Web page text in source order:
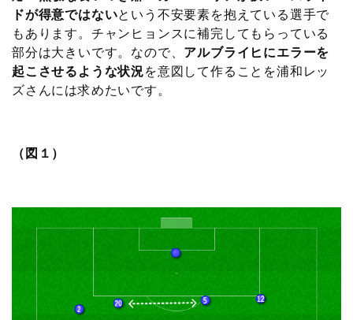
ドが得意ではないという不安要素を抱えている選手で
もあります。チャンヒョンスに補完してもらっている
部分は大きいです。なので、 アルブライヒにエラーを
起こさせるような状況を意図して作ることを浦和レッ
ズさんには求めたいです。
（図１）